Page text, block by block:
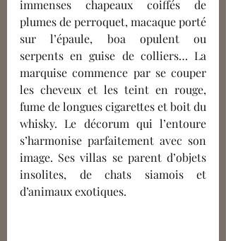
immenses chapeaux coiffés de
plumes de perroquet, macaque porté
sur l’épaule, boa opulent ou
serpents en guise de colliers… La
marquise commence par se couper
les cheveux et les teint en rouge,
fume de longues cigarettes et boit du
whisky. Le décorum qui l’entoure
s’harmonise parfaitement avec son
image. Ses villas se parent d’objets
insolites, de chats siamois et
d’animaux exotiques.